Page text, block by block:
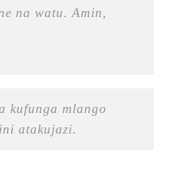
na watu. Amin,
kufunga mlango
atakujazi.